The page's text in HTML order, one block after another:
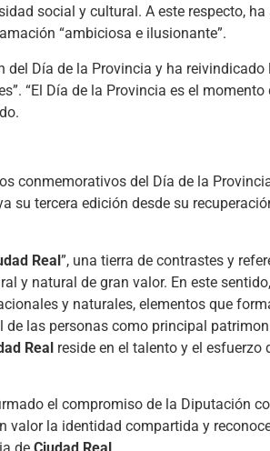
social y cultural. A este respecto, ha
“ambiciosa e ilusionante”.
Día de la Provincia y ha reivindicado
“El Día de la Provincia es el momento
conmemorativos del Día de la
su tercera edición desde su
Real”, una tierra de contrastes y
y natural de gran valor. En este
y naturales, elementos que
las personas como principal
Real reside en el talento y el esfuerzo
el compromiso de la Diputación
valor la identidad compartida y